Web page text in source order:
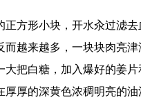
方形小块，开水汆过滤
越来越多，一块块肉亮
把白糖，加入爆好的姜
厚的深黄色浓稠明亮的